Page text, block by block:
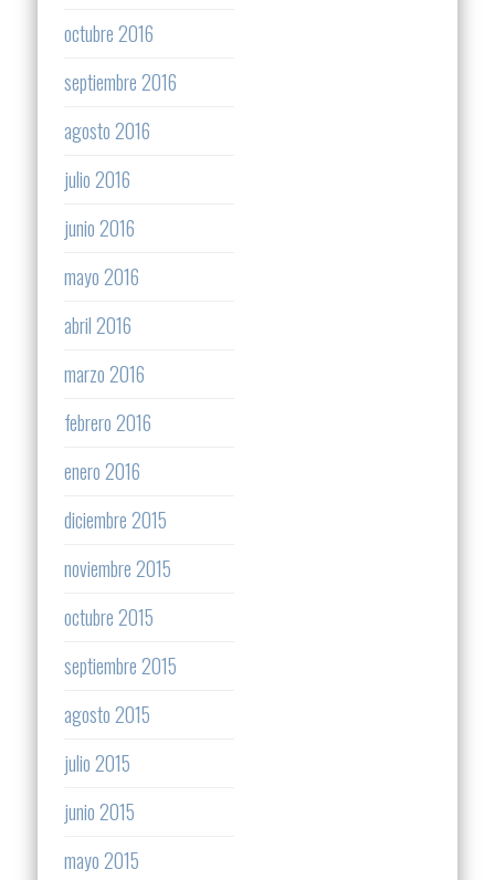
octubre 2016
septiembre 2016
agosto 2016
julio 2016
junio 2016
mayo 2016
abril 2016
marzo 2016
febrero 2016
enero 2016
diciembre 2015
noviembre 2015
octubre 2015
septiembre 2015
agosto 2015
julio 2015
junio 2015
mayo 2015